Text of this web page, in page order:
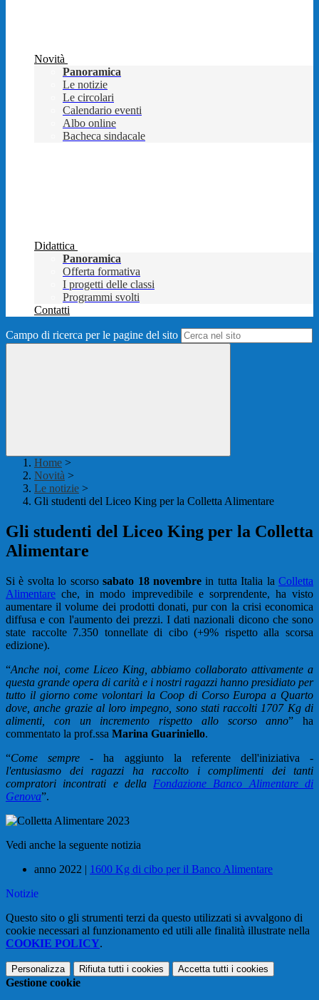
Novità
Panoramica
Le notizie
Le circolari
Calendario eventi
Albo online
Bacheca sindacale
Didattica
Panoramica
Offerta formativa
I progetti delle classi
Programmi svolti
Contatti
Campo di ricerca per le pagine del sito
Home >
Novità >
Le notizie >
Gli studenti del Liceo King per la Colletta Alimentare
Gli studenti del Liceo King per la Colletta
Alimentare
Si è svolta lo scorsosabato 18 novembrein tutta Italia laColletta
Alimentare che, in modo imprevedibile e sorprendente, ha visto
aumentare il volume dei prodotti donati, pur con la crisi economica
diffusa e con l'aumento dei prezzi. I dati nazionali dicono che sono
state raccolte 7.350 tonnellate di cibo (+9% rispetto alla scorsa
edizione).
“Anche noi, come Liceo King, abbiamo collaborato attivamente a
questa grande opera di carità e i nostri ragazzi hanno presidiato per
tutto il giorno come volontari la Coop di Corso Europa a Quarto
dove, anche grazie al loro impegno, sono stati raccolti 1707 Kg di
alimenti, con un incremento rispetto allo scorso anno” ha
commentato la prof.ssa Marina Guariniello.
“Come sempre - ha aggiunto la referente dell'iniziativa -
l'entusiasmo dei ragazzi ha raccolto i complimenti dei tanti
compratori incontrati e della Fondazione Banco Alimentare di
Genova”.
Vedi anche la seguente notizia
anno 2022 | 1600 Kg di cibo per il Banco Alimentare
Notizie
Questo sito o gli strumenti terzi da questo utilizzati si avvalgono di
cookie necessari al funzionamento ed utili alle finalità illustrate nella
COOKIE POLICY.
Personalizza Rifiuta tutti i cookies Accetta tutti i cookies
Gestione cookie